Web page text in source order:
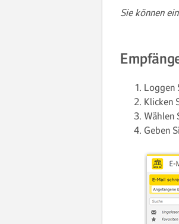
Sie können
Loggen
Klicken
Wählen
Geben